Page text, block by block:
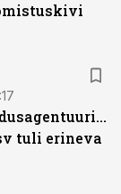
tuli erineva